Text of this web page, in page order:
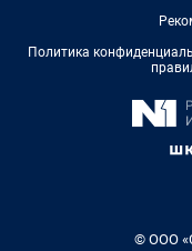
Политика
© ООО